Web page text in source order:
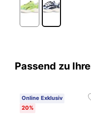
Passend zu
Online Exklusiv
20%